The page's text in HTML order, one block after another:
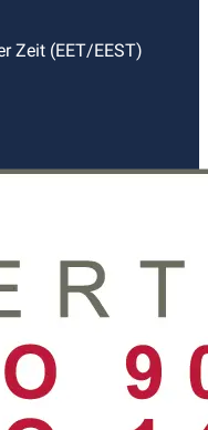
Zeit (EET/EEST)